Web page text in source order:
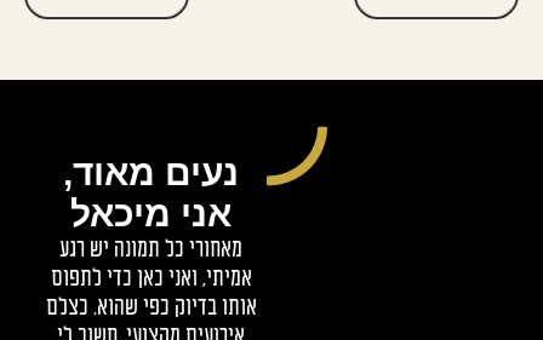
נעים מאוד,
אני מיכאל
מאחורי כל תמונה יש רגע
אמיתי, ואני כאן כדי לתפוס
אותו בדיוק כפי שהוא. כצלם